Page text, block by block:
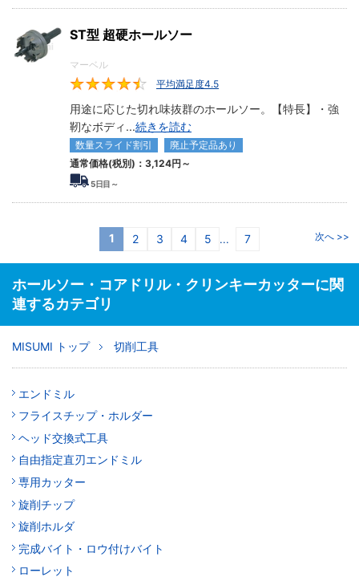
ST型 超硬ホールソー
マーベル
平均満足度4.5
用途に応じた切れ味抜群のホールソー。【特長】・強
靭なボディ ...続きを読む
数量スライド割引
廃止予定品あり
通常価格(税別)： 3,124円 ～
5日目～
1 2 3 4 5 ... 7 次へ >>
ホールソー・コアドリル・クリンキーカッターに関
連するカテゴリ
MISUMI トップ 切削工具
エンドミル
フライスチップ・ホルダー
ヘッド交換式工具
自由指定直刃エンドミル
専用カッター
旋削チップ
旋削ホルダ
完成バイト・ロウ付けバイト
ローレット